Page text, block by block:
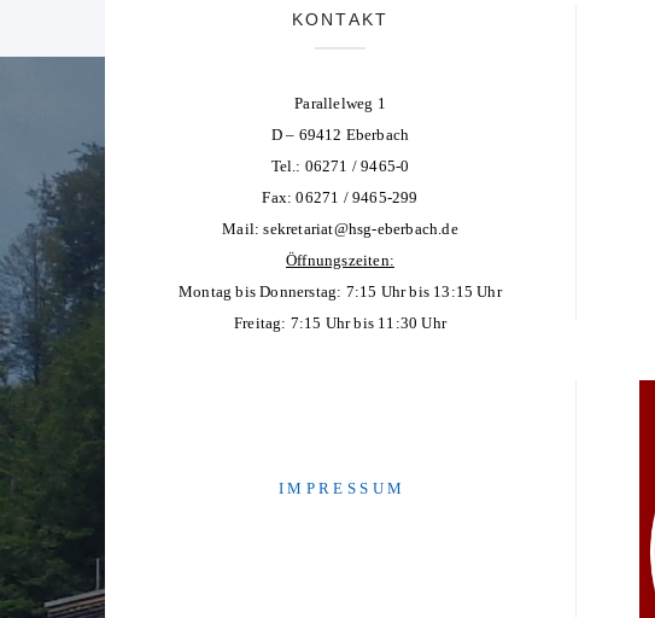
KONTAKT
Parallelweg 1
D – 69412 Eberbach
Tel.: 06271 / 9465-0
Fax: 06271 / 9465-299
Mail:sekretariat@hsg-eberbach.de
Öffnungszeiten:
Montag bis Donnerstag: 7:15 Uhr bis 13:15 Uhr
Freitag: 7:15 Uhr bis 11:30 Uhr
I M P R E S S U M